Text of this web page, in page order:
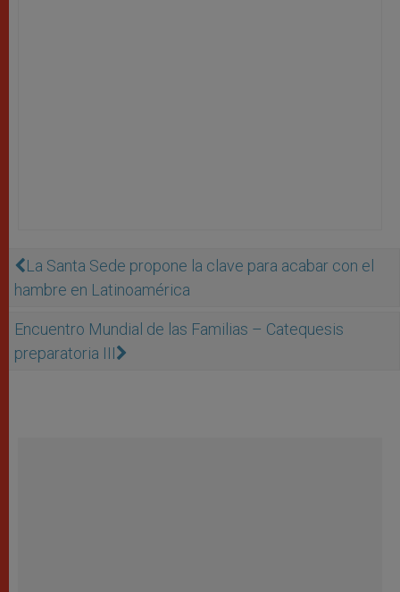
La Santa Sede propone la clave para acabar con el
hambre en Latinoamérica
Encuentro Mundial de las Familias – Catequesis
preparatoria III